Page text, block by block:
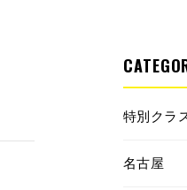
特別クラ
名古屋